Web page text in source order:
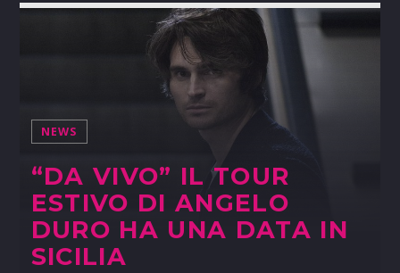
NEWS
“DA VIVO” IL TOUR
ESTIVO DI ANGELO
DURO HA UNA DATA IN
SICILIA